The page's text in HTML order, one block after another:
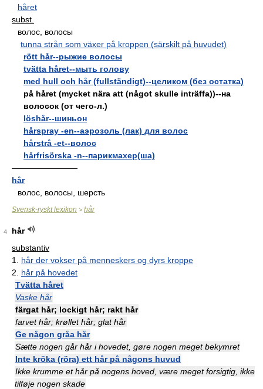
håret
subst.
волос, волосы
tunna strån som växer på kroppen (särskilt på huvudet)
rött hår--рыжие волосы
tvätta håret--мыть голову
med hull och hår (fullständigt)--целиком (без остатка)
på håret (mycket nära att (något skulle inträffa))--на
волосок (от чего-л.)
löshår--шиньон
hårspray -en--аэрозоль (лак) для волос
hårstrå -et--волос
hårfrisörska -n--парикмахер(ша)
————————
hår
волос, волосы, шерсть
Svensk-ryskt lexikon > hår
4
hår
substantiv
1. hår der vokser på menneskers og dyrs kroppe
2. hår på hovedet
Tvätta håret
Vaske hår
färgat hår; lockigt hår; rakt hår
farvet hår; krøllet hår; glat hår
Ge någon gråa hår
Sætte nogen går hår i hovedet, gøre nogen meget bekymret
Inte kröka (röra) ett hår på någons huvud
Ikke krumme et hår på nogens hoved, være meget forsigtig, ikke
tilføje nogen skade